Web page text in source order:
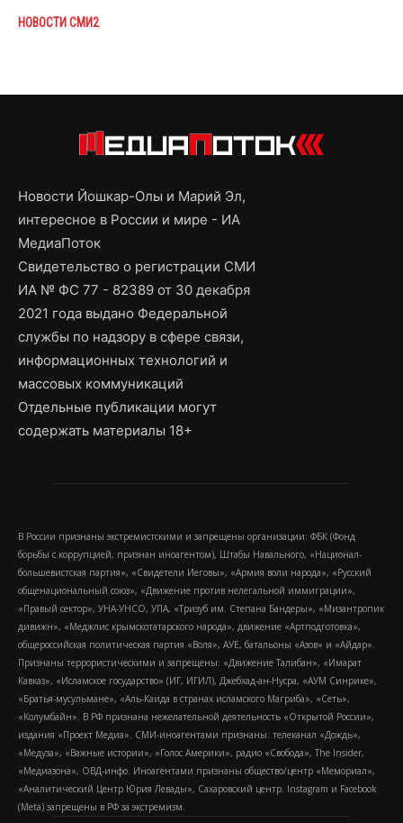
НОВОСТИ СМИ2
Новости Йошкар-Олы и Марий Эл,
интересное в России и мире - ИА
МедиаПоток
Свидетельство о регистрации СМИ
ИА № ФС 77 - 82389 от 30 декабря
2021 года выдано Федеральной
службы по надзору в сфере связи,
информационных технологий и
массовых коммуникаций
Отдельные публикации могут
содержать материалы 18+
В России признаны экстремистскими и запрещены организации: ФБК (Фонд
борьбы с коррупцией, признан иноагентом), Штабы Навального, «Национал-
большевистская партия», «Свидетели Иеговы», «Армия воли народа», «Русский
общенациональный союз», «Движение против нелегальной иммиграции»,
«Правый сектор», УНА-УНСО, УПА, «Тризуб им. Степана Бандеры», «Мизантропик
дивижн», «Меджлис крымскотатарского народа», движение «Артподготовка»,
общероссийская политическая партия «Воля», АУЕ, батальоны «Азов» и «Айдар».
Признаны террористическими и запрещены: «Движение Талибан», «Имарат
Кавказ», «Исламское государство» (ИГ, ИГИЛ), Джебхад-ан-Нусра, «АУМ Синрике»,
«Братья-мусульмане», «Аль-Каида в странах исламского Магриба», «Сеть»,
«Колумбайн». В РФ признана нежелательной деятельность «Открытой России»,
издания «Проект Медиа». СМИ-иноагентами признаны: телеканал «Дождь»,
«Медуза», «Важные истории», «Голос Америки», радио «Свобода», The Insider,
«Медиазона», ОВД-инфо. Иноагентами признаны общество/центр «Мемориал»,
«Аналитический Центр Юрия Левады», Сахаровский центр. Instagram и Facebook
(Metа) запрещены в РФ за экстремизм.